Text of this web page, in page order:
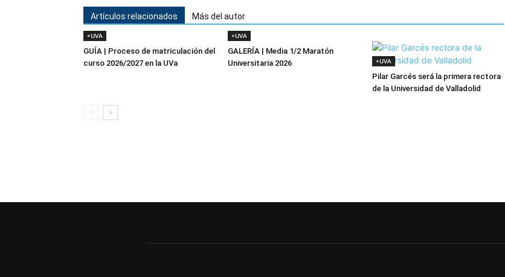
Artículos relacionados Más del autor
+UVA
GUÍA | Proceso de matriculación del
curso 2026/2027 en la UVa
+UVA
GALERÍA | Media 1/2 Maratón
Universitaria 2026
+UVA
Pilar Garcés será la primera rectora
de la Universidad de Valladolid